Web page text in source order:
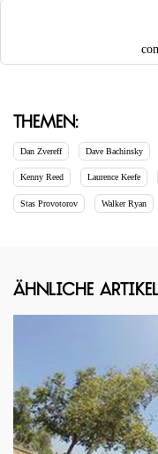
Themen:
Dan Zvereff Dave Bachinsky
Kenny Reed Laurence Keefe
Stas Provotorov Walker Ryan
Ähnliche Artikel